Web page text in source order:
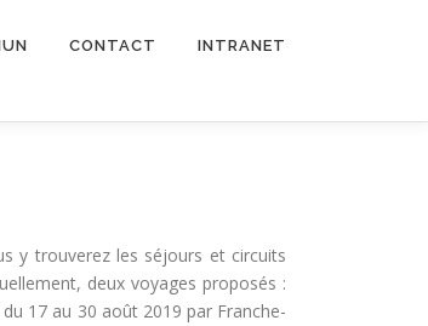
CONTACT INTRANET
y trouverez les séjours et circuits
deux voyages proposés :
17 au 30 août 2019 par Franche-